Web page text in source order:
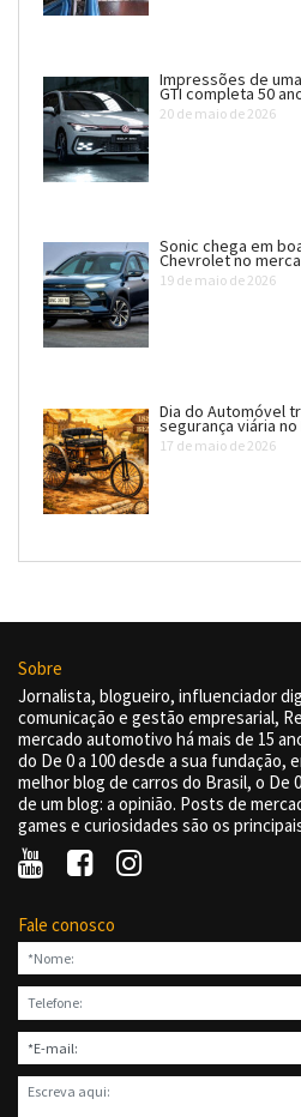
Impressões de
GTI completa 50
20 de maio de 2026
Sonic chega em
Chevrolet no
19 de maio de 2026
Dia do Automóvel
segurança viária
17 de maio de 2026
Sobre
Jornalista, blogueiro, influenciador
comunicação e gestão empresarial,
mercado automotivo há mais de 15
do De 0 a 100 desde a sua fundação,
melhor blog de carros do Brasil, o De
de um blog: a opinião. Posts de
games e curiosidades são os
Fale conosco